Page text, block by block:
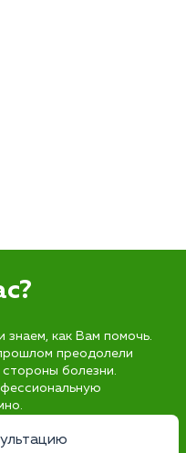
как Вам помочь.
преодолели
болезни.